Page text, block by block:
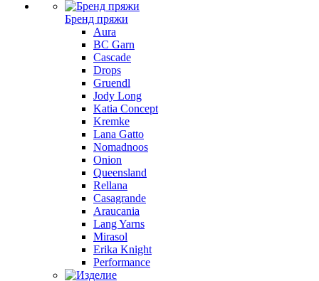
Бренд пряжи
Aura
BC Garn
Cascade
Drops
Gruendl
Jody Long
Katia Concept
Kremke
Lana Gatto
Nomadnoos
Onion
Queensland
Rellana
Casagrande
Araucania
Lang Yarns
Mirasol
Erika Knight
Performance